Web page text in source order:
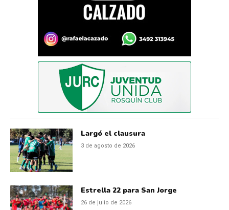
Largó el clausura
3 de agosto de 2026
Estrella 22 para San Jorge
26 de julio de 2026